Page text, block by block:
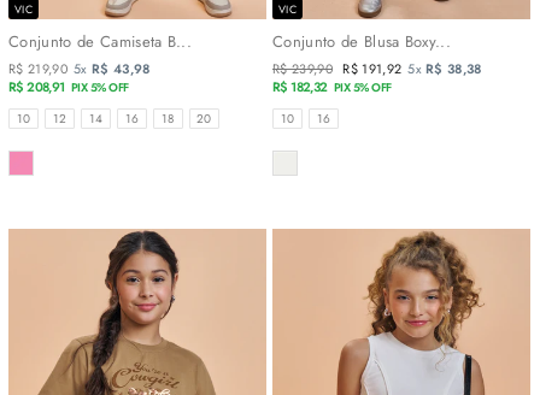
VIC
Conjunto de Camiseta B...
R$ 219,90 5x R$ 43,98
R$ 208,91 PIX 5% OFF
TAMANHOS
10 12 14 16 18 20
COR
VIC
Conjunto de Blusa Boxy...
Preço
normal
R$ 239,90 Preço
promocional
R$ 191,92 5xR$ 38,38
R$ 182,32 PIX 5% OFF
TAMANHOS
10 16
COR